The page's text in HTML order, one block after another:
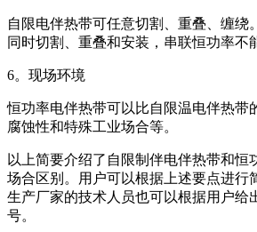
自限电伴热带可任意切割、重叠、缠绕
同时切割、重叠和安装，串联恒功率不
6。现场环境
恒功率电伴热带可以比自限温电伴热带
腐蚀性和特殊工业场合等。
以上简要介绍了自限制伴电伴热带和恒
场合区别。用户可以根据上述要点进行
生产厂家的技术人员也可以根据用户给
号。